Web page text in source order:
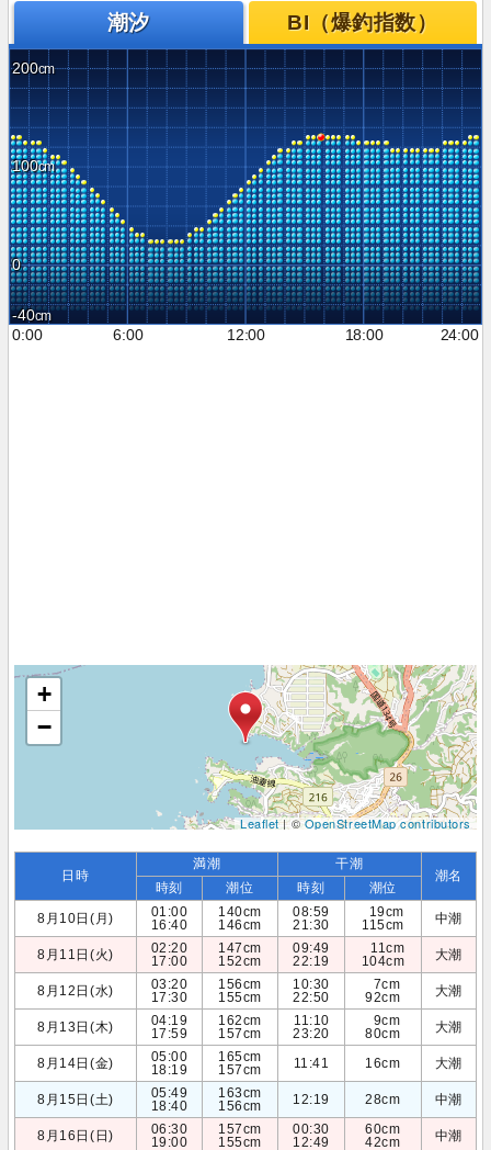
潮汐 BI（爆釣指数）
200
100
0
-40
0:00
6:00 12:00 18:00 24:00
+
−
Leaflet| ©OpenStreetMap contributors
日時
満潮 干潮
潮名
時刻 潮位 時刻
潮位
8月10日(月)
01:00
16:40
140cm
146cm
08:59
21:30
19cm
115cm
中潮
8月11日(火)
02:20
17:00
147cm
152cm
09:49
22:19
11cm
104cm
大潮
8月12日(水)
03:20
17:30
156cm
155cm
10:30
22:50
7cm
92cm
大潮
8月13日(木)
04:19
17:59
162cm
157cm
11:10
23:20
9cm
80cm
大潮
8月14日(金)
05:00
18:19
165cm
157cm
11:41 16cm 大潮
8月15日(土)
05:49
18:40
163cm
156cm
12:19 28cm 中潮
8月16日(日)
06:30
19:00
157cm
155cm
00:30
12:49
60cm
42cm
中潮